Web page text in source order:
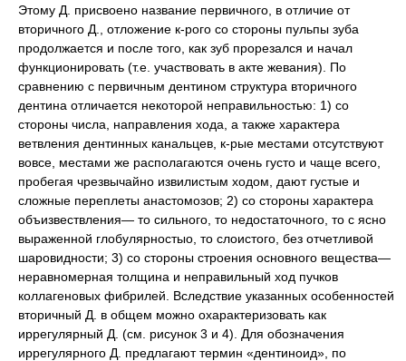
Этому Д. присвоено название первичного, в отличие от
вторичного Д., отложение к-рого со стороны пульпы зуба
продолжается и после того, как зуб прорезался и начал
функционировать (т.е. участвовать в акте жевания). По
сравнению с первичным дентином структура вторичного
дентина отличается некоторой неправильностью: 1) со
стороны числа, направления хода, а также характера
ветвления дентинных канальцев, к-рые местами отсутствуют
вовсе, местами же располагаются очень густо и чаще всего,
пробегая чрезвычайно извилистым ходом, дают густые и
сложные переплеты анастомозов; 2) со стороны характера
объизвествления— то сильного, то недостаточного, то с ясно
выраженной глобулярностыо, то слоистого, без отчетливой
шаровидности; 3) со стороны строения основного вещества—
неравномерная толщина и неправильный ход пучков
коллагеновых фибрилей. Вследствие указанных особенностей
вторичный Д. в общем можно охарактеризовать как
иррегулярный Д. (см. рисунок 3 и 4). Для обозначения
иррегулярного Д. предлагают термин «дентиноид», по